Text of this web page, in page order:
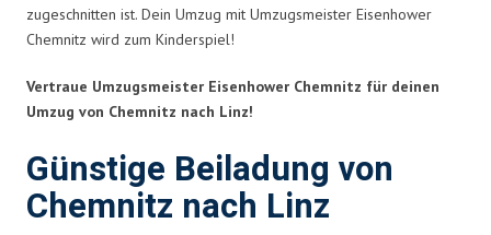
zugeschnitten ist. Dein Umzug mit Umzugsmeister Eisenhower
Chemnitz wird zum Kinderspiel!
Vertraue Umzugsmeister Eisenhower Chemnitz für deinen
Umzug von Chemnitz nach Linz!
Günstige Beiladung von
Chemnitz nach Linz